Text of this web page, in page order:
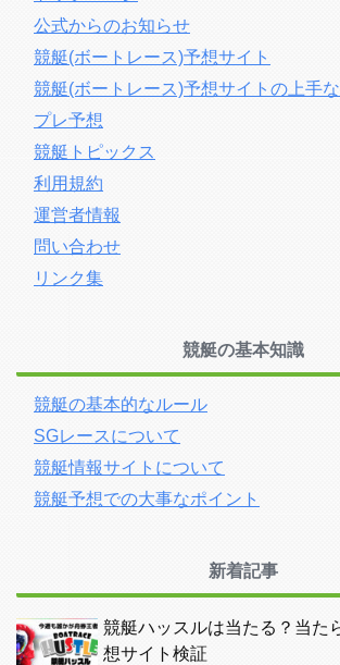
公式からのお知らせ
競艇(ボートレース)予想サイト
競艇(ボートレース)予想サイトの上手
プレ予想
競艇トピックス
利用規約
運営者情報
問い合わせ
リンク集
競艇の基本知識
競艇の基本的なルール
SGレースについて
競艇情報サイトについて
競艇予想での大事なポイント
新着記事
競艇ハッスルは当たる？当た
想サイト検証